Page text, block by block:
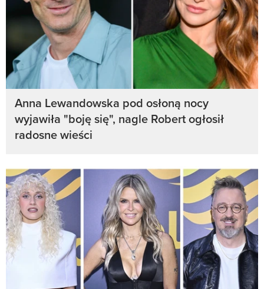
Anna Lewandowska pod osłoną nocy
wyjawiła "boję się", nagle Robert ogłosił
radosne wieści